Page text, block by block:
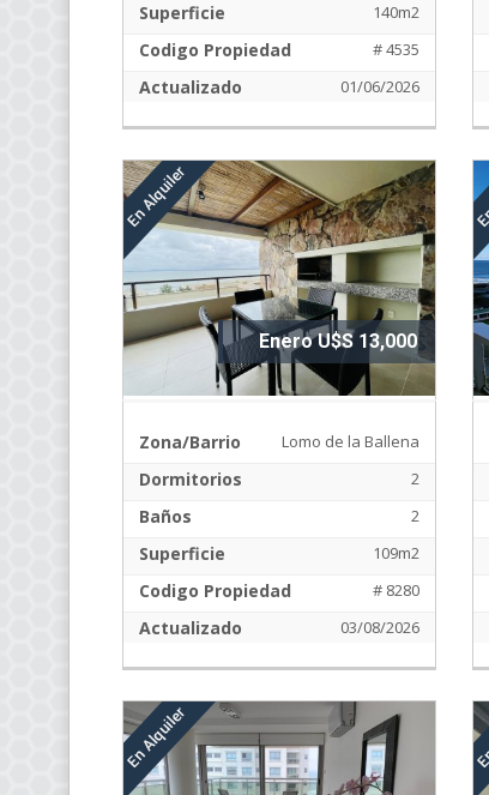
Superficie 140m2
Codigo Propiedad # 4535
Actualizado 01/06/2026
Enero U$S 13,000
Zona/Barrio Lomo de la Ballena
Dormitorios 2
Baños 2
Superficie 109m2
Codigo Propiedad # 8280
Actualizado 03/08/2026